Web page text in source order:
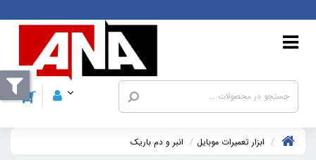
ابزار تعمیرات موبایل انبر و دم باريک